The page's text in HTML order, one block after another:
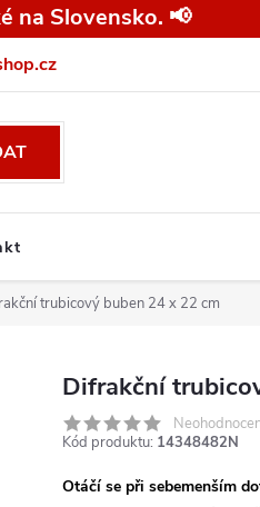
na Slovensko. 📢
Všeobecné obchodní
trubicový buben 24 x 22 cm
Difrakční
Kód produktu: 14348482N
Otáčí se při sebemenším